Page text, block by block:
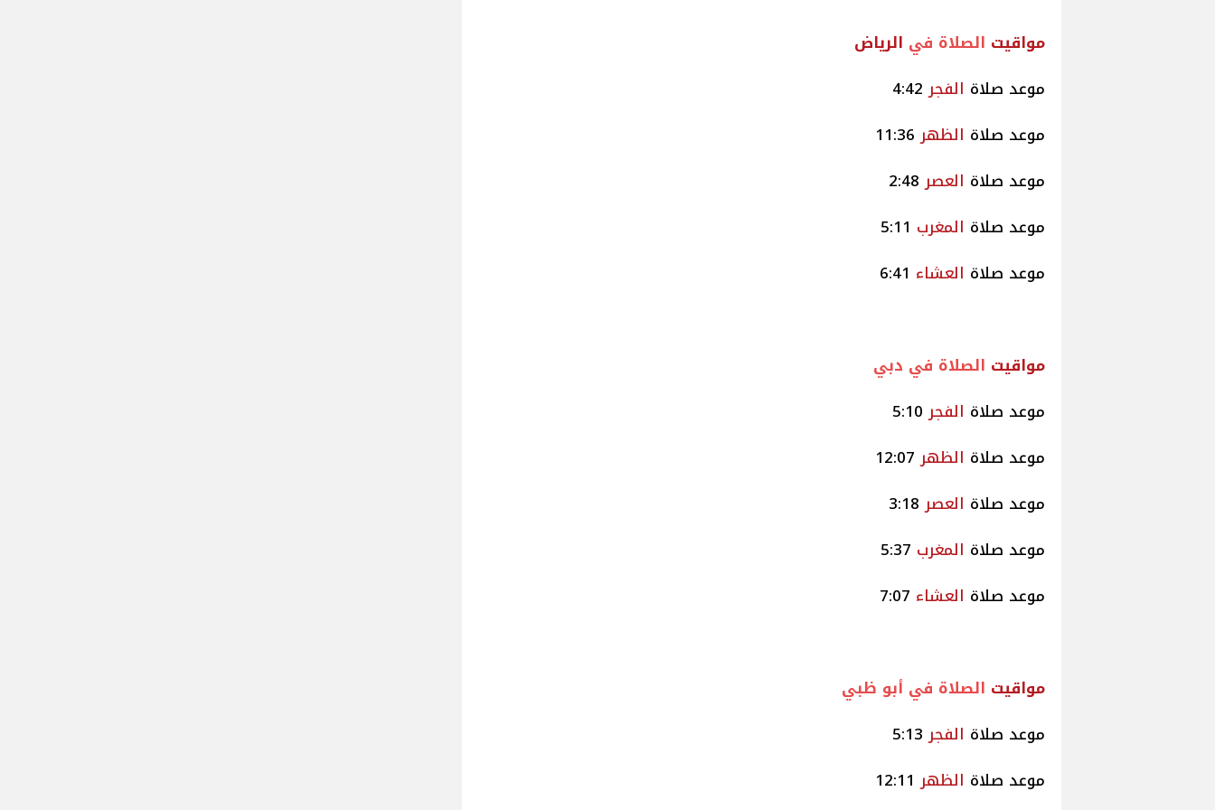
مواقيت الصلاة في الرياض
موعد صلاة الفجر4:42
موعد صلاة الظهر11:36
موعد صلاة العصر2:48
موعد صلاة المغرب
موعد صلاة العشاء
مواقيت الصلاة في دبي
موعد صلاة الفجر5:10
موعد صلاة الظهر12:07
موعد صلاة العصر3:18
موعد صلاة المغرب
موعد صلاة العشاء
مواقيت الصلاة في أبو ظبي
موعد صلاة الفجر5:13
موعد صلاة الظهر12:11